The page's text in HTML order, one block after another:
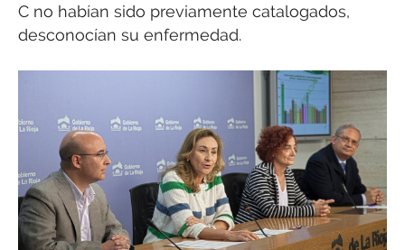
C no habían sido previamente catalogados,
desconocían su enfermedad.